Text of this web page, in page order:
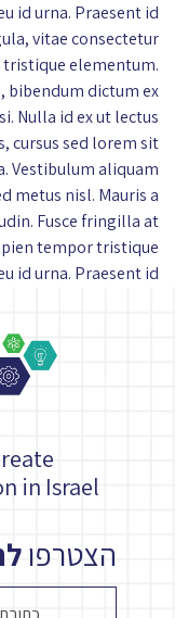
id urna. Praesent id
vitae consectetur
elementum.
bibendum dictum ex
Nulla id ex ut lectus
cursus sed lorem sit
Vestibulum aliquam
metus nisl. Mauris a
Fusce fringilla at
tempor tristique
id urna. Praesent id
in Israel
הצטרפו